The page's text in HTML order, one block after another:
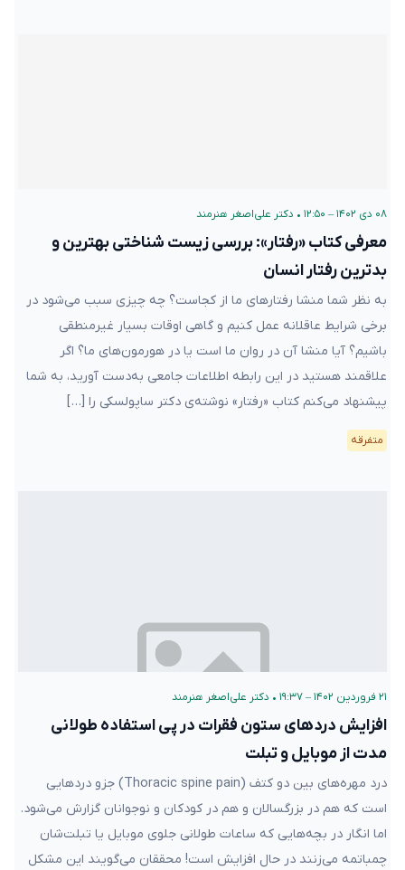
۰۸ دی ۱۴۰۲ – ۱۲:۵۰ • دکتر علی‌اصغر هنرمند
معرفی کتاب «رفتار»: بررسی زیست شناختی بهترین و
بدترین رفتار انسان
به نظر شما منشا رفتارهای ما از کجاست؟ چه چیزی سبب می‌شود در
برخی شرایط عاقلانه عمل کنیم و گاهی اوقات بسیار غیرمنطقی
باشیم؟ آیا منشا آن در روان ما است یا در هورمون‌های ما؟ اگر
علاقمند هستید در این رابطه اطلاعات جامعی به‌دست آورید، به شما
پیشنهاد می‌کنم کتاب «رفتار» نوشته‌ی دکتر ساپولسکی را […]
متفرقه
۲۱ فروردین ۱۴۰۲ – ۱۹:۳۷ • دکتر علی‌اصغر هنرمند
افزایش دردهای ستون فقرات در پی استفاده طولانی
مدت از موبایل و تبلت
درد مهره‌های بین دو کتف (Thoracic spine pain) جزو دردهایی
است که هم در بزرگسالان و هم در کودکان و نوجوانان گزارش می‌شود.
اما انگار در بچه‌هایی که ساعات طولانی جلوی موبایل یا تبلت‌شان
چمباتمه می‌زنند در حال افزایش است! محققان می‌گویند این مشکل